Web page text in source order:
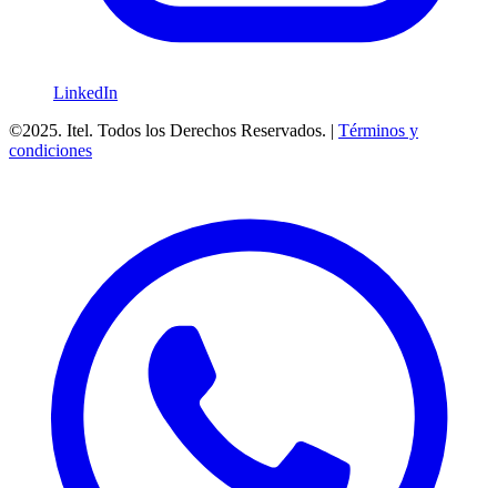
LinkedIn
©2025. Itel. Todos los Derechos Reservados. | Términos y
condiciones